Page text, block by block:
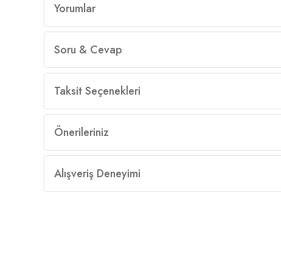
Yorumlar
Soru & Cevap
Taksit Seçenekleri
Önerileriniz
Alışveriş Deneyimi